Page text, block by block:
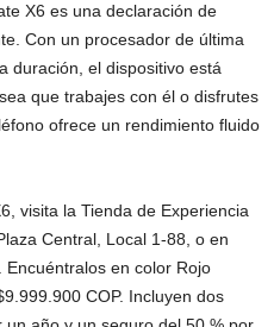
X6 es una declaración de
Con un procesador de última
duración, el dispositivo está
que trabajes con él o disfrutes
ofrece un rendimiento fluido
visita la Tienda de Experiencia
Central, Local 1-88, o en
. Encuéntralos en color Rojo
COP. Incluyen dos